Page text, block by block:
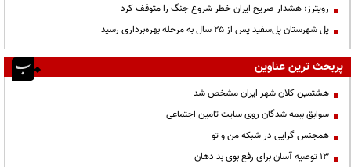
رویترز: هشدار صریح ایران خطر شروع جنگ را متوقف کرد
پل شهرستان پل‌سفید پس از ۲۵ سال به مرحله بهره‌برداری رسید
پربحث ترین عناوین
هشتمین کلان شهر ایران مشخص شد
سوابق بیمه شدگان روی سایت تامین اجتماعی
همجنس گرایی در شبکه من و تو
13 توصیه آسان برای رفع بوی بد دهان